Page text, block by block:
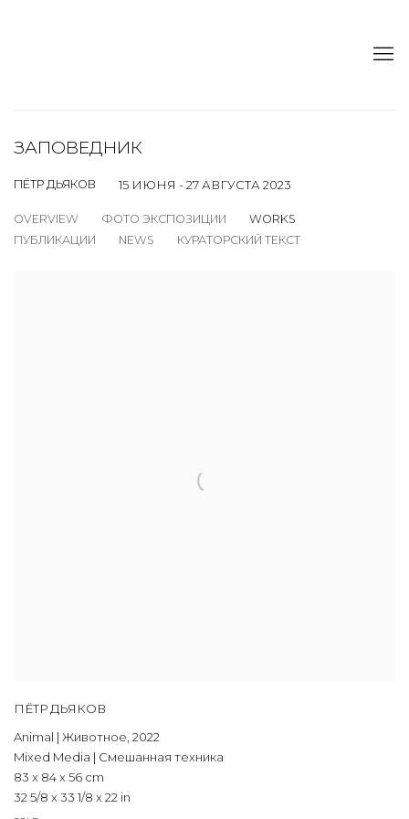
ЗАПОВЕДНИК
ПЁТР ДЬЯКОВ 15 ИЮНЯ - 27 АВГУСТА 2023
OVERVIEW ФОТО ЭКСПОЗИЦИИ
WORKS
ПУБЛИКАЦИИ
NEWS КУРАТОРСКИЙ ТЕКСТ
ПЁТР ДЬЯКОВ
Animal | Животное, 2022
Mixed Media | Смешанная техника
83 x 84 x 56 cm
32 5/8 x 33 1/8 x 22 in